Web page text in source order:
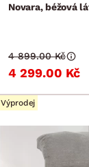
Novara, béžová
4 299.00 Kč
4 899.00 Kč
Výprodej